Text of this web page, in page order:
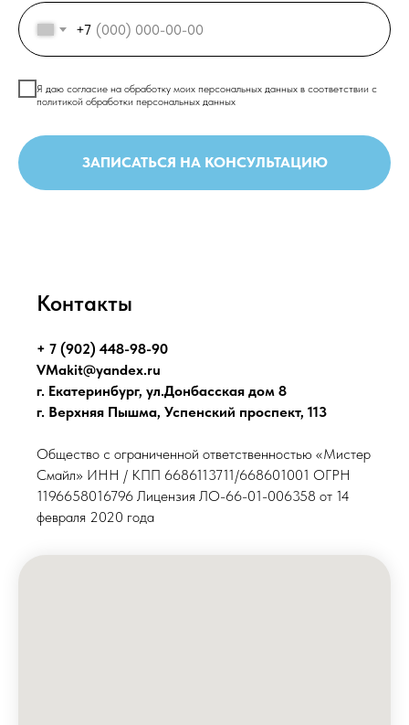
+7
Я даю согласие на обработку моих персональных данных в соответствии с
политикой обработки персональных данных
ЗАПИСАТЬСЯ НА КОНСУЛЬТАЦИЮ
Контакты
+ 7 (902) 448-98-90
VMakit@yandex.ru
г. Екатеринбург, ул.Донбасская дом 8
г. Верхняя Пышма, Успенский проспект, 113
Общество с ограниченной ответственностью «Мистер
Смайл» ИНН / КПП 6686113711/668601001 ОГРН
1196658016796 Лицензия ЛО-66-01-006358 от 14
февраля 2020 года